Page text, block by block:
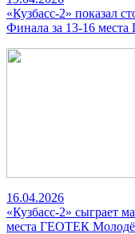
«Кузбасс-2» показал
Финала за 13-16
16.04.2026
«Кузбасс-2» сыграет
места ГЕОТЕК